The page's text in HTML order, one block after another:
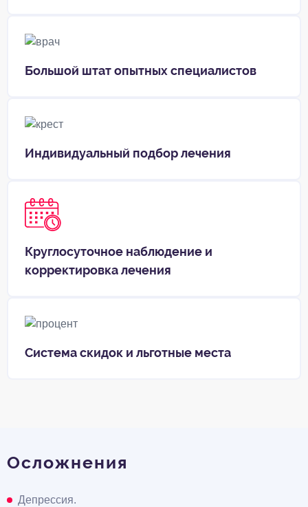
Большой штат опытных специалистов
Индивидуальный подбор лечения
Круглосуточное наблюдение и
корректировка лечения
Система скидок и льготные места
Осложнения
Депрессия.